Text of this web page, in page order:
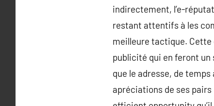
indirectement, l’e-
restant attentifs à les
meilleure tactique. Cette
publicité qui en feront un
que le adresse, de
apréciations de ses